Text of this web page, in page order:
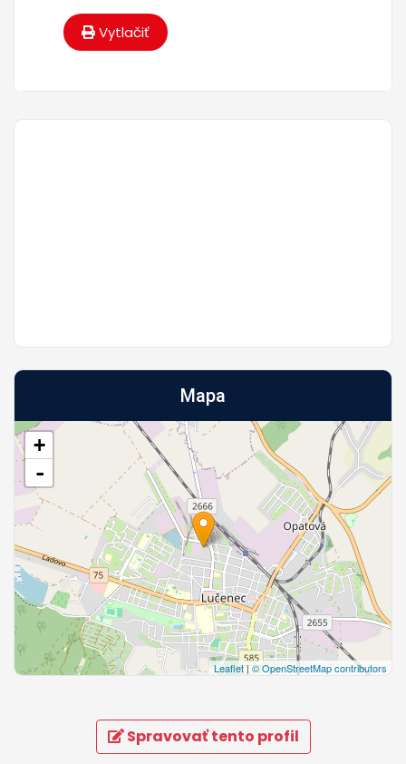
Vytlačiť
Mapa
+
-
Leaflet | © OpenStreetMap contributors
Spravovať tento profil